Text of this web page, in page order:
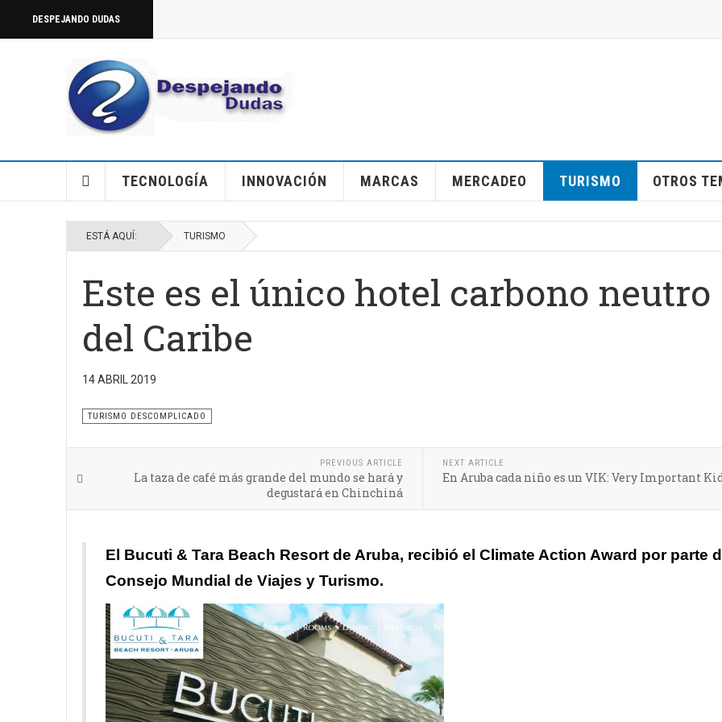
DESPEJANDO DUDAS
TECNOLOGÍA INNOVACIÓN MARCAS MERCADEO TURISMO OTROS
ESTÁ AQUÍ: TURISMO
Este es el único hotel carbono neutro
del Caribe
14 ABRIL 2019
TURISMO DESCOMPLICADO
PREVIOUS ARTICLE
La taza de café más grande del mundo se hará y
degustará en Chinchiná
NEXT ARTICLE
En Aruba cada niño es un VIK: Very Important
El Bucuti & Tara Beach Resort de Aruba, recibió el Climate Action Award por parte
Consejo Mundial de Viajes y Turismo.